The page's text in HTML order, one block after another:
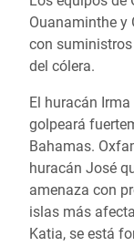
Ouanaminthe y
con
del cólera.
El huracán
golpeará
Bahamas.
huracán José
amenaza con
islas más
Katia, se está